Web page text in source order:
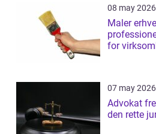
08 may 2026
Maler erhverv sådan
for
07 may 2026
Advokat fredericia
den rette